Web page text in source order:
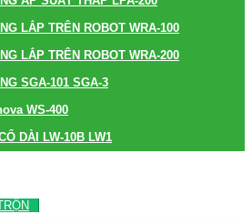
LẮP TRÊN ROBOT WRA-100
LẮP TRÊN ROBOT WRA-200
SGA-101 SGA-3
WS-400
DÀI LW-10B LW1